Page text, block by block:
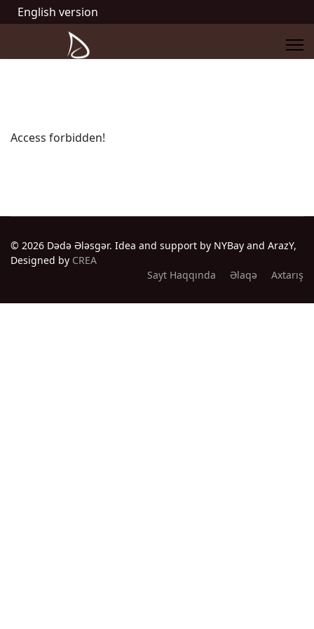
English version
Access forbidden!
© 2026 Dədə Ələsgər. Idea and support by NYBay and ArazY,
Designed by CREA
Sayt Haqqında
Əlaqə Axtarış